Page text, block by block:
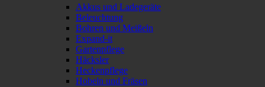
Akkus und Ladegeräte
Beleuchtung
Bohren und Meißeln
Expand-it
Gartenpflege
Häcksler
Heckenpflege
Hobeln und Fräsen